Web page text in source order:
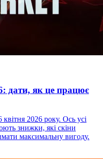
дати, як це працює
2026 року. Ось усі
знижки, які скіни
максимальну вигоду.